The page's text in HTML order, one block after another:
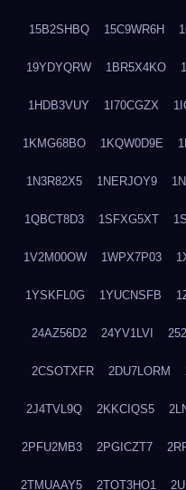
15B2SHBQ 15C9WR6H
19YDYQRW 1BR5X4KO
1HDB3VUY 1I70CGZX
1KMG68BO 1KQW0D9E
1N3R82X5 1NERJOY9
1QBCT8D3 1SFXG5XT
1V2M00OW 1WPX7P03
1YSKFL0G 1YUCNSFB
24AZ56D2 24YV1LVI
2CSOTXFR 2DU7LORM
2J4TVL9Q 2KKCIQS5
2PFU2MB3 2PGICZT7
2TMUAAY5 2TOT3HO1